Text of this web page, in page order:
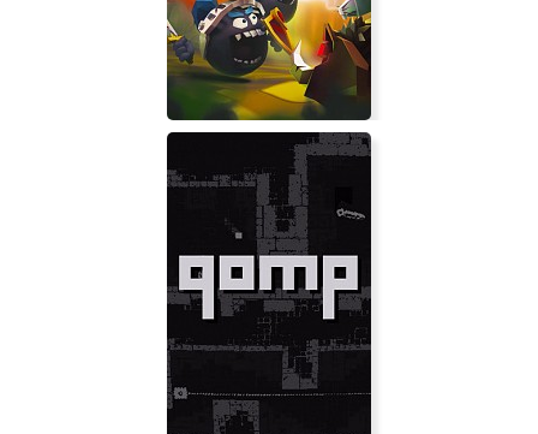
Cubers: Arena